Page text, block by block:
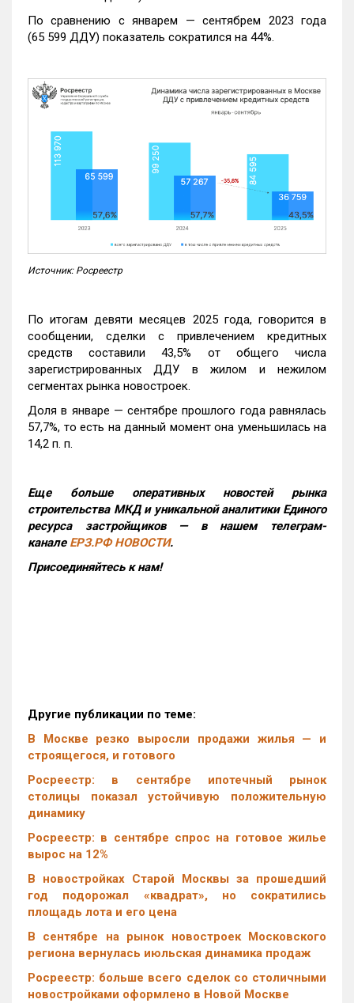
По сравнению с январем — сентябрем 2023 года
(65 599 ДДУ) показатель сократился на 44%.
Источник: Росреестр
По итогам девяти месяцев 2025 года, говорится в
сообщении, сделки с привлечением кредитных
средств составили 43,5% от общего числа
зарегистрированных ДДУ в жилом и нежилом
сегментах рынка новостроек.
Доля в январе — сентябре прошлого года равнялась
57,7%, то есть на данный момент она уменьшилась на
14,2 п. п.
Еще больше оперативных новостей рынка
строительства МКД и уникальной аналитики Единого
ресурса застройщиков — в нашем телеграм-
канале ЕРЗ.РФ НОВОСТИ.
Присоединяйтесь к нам!
Другие публикации по теме:
В Москве резко выросли продажи жилья — и
строящегося, и готового
Росреестр: в сентябре ипотечный рынок
столицы показал устойчивую положительную
динамику
Росреестр: в сентябре спрос на готовое жилье
вырос на 12%
В новостройках Старой Москвы за прошедший
год подорожал «квадрат», но сократились
площадь лота и его цена
В сентябре на рынок новостроек Московского
региона вернулась июльская динамика продаж
Росреестр: больше всего сделок со столичными
новостройками оформлено в Новой Москве